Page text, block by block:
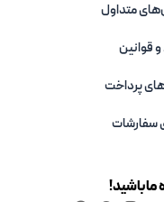
متداول
قوانین
پرداخت
سفارشات
ما باشید!